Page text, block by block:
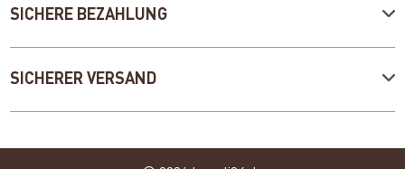
SICHERE BEZAHLUNG
SICHERER VERSAND